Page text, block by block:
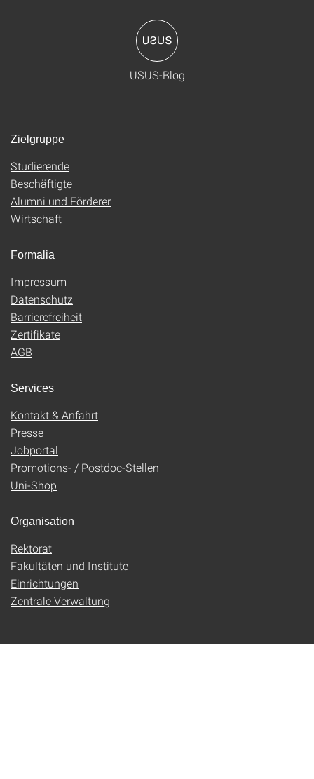
USUS-Blog
Zielgruppe
Studierende
Beschäftigte
Alumni und Förderer
Wirtschaft
Formalia
Impressum
Datenschutz
Barrierefreiheit
Zertifikate
AGB
Services
Kontakt & Anfahrt
Presse
Jobportal
Promotions- / Postdoc-Stellen
Uni-Shop
Organisation
Rektorat
Fakultäten und Institute
Einrichtungen
Zentrale Verwaltung